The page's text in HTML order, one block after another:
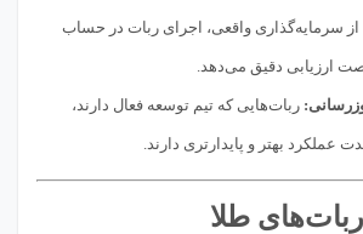
از سرمایه‌گذاری واقعی، اجرای ربات در حساب
ارزیابی دقیق می‌دهد.
ربات‌هایی که تیم توسعه فعال دارند،
عملکرد بهتر و پایدارتری دارند.
طلا